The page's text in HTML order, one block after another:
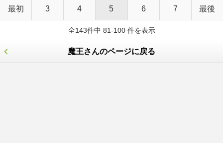
最初 3 4 5 6 7 最後
全143件中 81-100 件を表示
魔王さんのページに戻る